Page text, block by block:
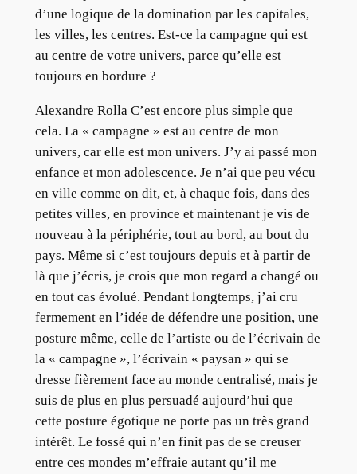
d’une logique de la domination par les capitales,
les villes, les centres. Est-ce la campagne qui est
au centre de votre univers, parce qu’elle est
toujours en bordure ?
Alexandre Rolla C’est encore plus simple que
cela. La « campagne » est au centre de mon
univers, car elle est mon univers. J’y ai passé mon
enfance et mon adolescence. Je n’ai que peu vécu
en ville comme on dit, et, à chaque fois, dans des
petites villes, en province et maintenant je vis de
nouveau à la périphérie, tout au bord, au bout du
pays. Même si c’est toujours depuis et à partir de
là que j’écris, je crois que mon regard a changé ou
en tout cas évolué. Pendant longtemps, j’ai cru
fermement en l’idée de défendre une position, une
posture même, celle de l’artiste ou de l’écrivain de
la « campagne », l’écrivain « paysan » qui se
dresse fièrement face au monde centralisé, mais je
suis de plus en plus persuadé aujourd’hui que
cette posture égotique ne porte pas un très grand
intérêt. Le fossé qui n’en finit pas de se creuser
entre ces mondes m’effraie autant qu’il me